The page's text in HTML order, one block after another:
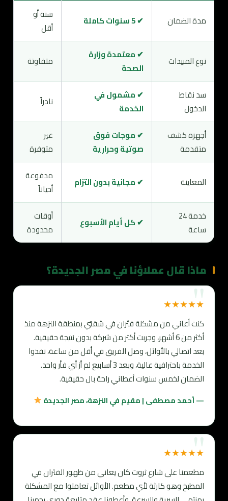
مدة الضمان ✔ 5 سنوات كاملة
سنة أو
أقل
نوع المبيدات
✔ معتمدة وزارة
الصحة
متفاوتة
سد نقاط
الدخول
✔ مشمول في
الخدمة
نادراً
أجهزة كشف
متقدمة
✔ موجات فوق
صوتية وحرارية
غير
متوفرة
المعاينة ✔ مجانية بدون التزام
مدفوعة
أحياناً
خدمة 24
ساعة
✔ كل أيام الأسبوع
أوقات
محدودة
ماذا قال عملاؤنا في مصر الجديدة؟
★★★★★
كنت أعاني من مشكلة فئران في شقتي بمنطقة النزهة منذ
أكثر من 6 أشهر، وجربت أكثر من شركة بدون نتيجة حقيقية.
بعد اتصالي بالأوائل، وصل الفريق في أقل من ساعة، نفذوا
الخدمة باحترافية عالية، وبعد 3 أسابيع لم أرَ أي فأر واحد.
الضمان لخمس سنوات أعطاني راحة بال حقيقية.
— أحمد مصطفى | مقيم في النزهة، مصر الجديدة
★★★★★
مطعمنا على شارع ثروت كان يعاني من ظهور الفئران في
المطبخ وهو كارثة لأي مطعم. الأوائل تعاملوا مع المشكلة